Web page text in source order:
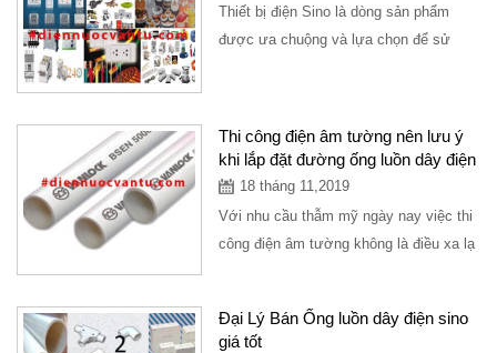
Thiết bị điện Sino là dòng sản phẩm
được ưa chuộng và lựa chọn để sử
Thi công điện âm tường nên lưu ý
khi lắp đặt đường ống luồn dây điện
18 tháng 11,2019
Với nhu cầu thẫm mỹ ngày nay việc thi
công điện âm tường không là điều xa lạ
Đại Lý Bán Ống luồn dây điện sino
giá tốt